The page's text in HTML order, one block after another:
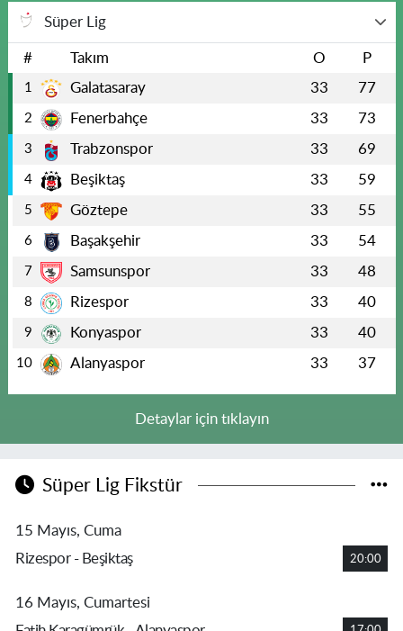
Süper Lig
# Takım O P
1 Galatasaray 33 77
2 Fenerbahçe 33 73
3 Trabzonspor 33 69
4 Beşiktaş 33 59
5 Göztepe 33 55
6 Başakşehir 33 54
7 Samsunspor 33 48
8 Rizespor 33 40
9 Konyaspor 33 40
10 Alanyaspor 33 37
Detaylar için tıklayın
Süper Lig Fikstür
15 Mayıs, Cuma
Rizespor - Beşiktaş
20:00
16 Mayıs, Cumartesi